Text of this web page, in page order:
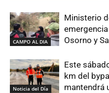
CAMPO AL DIA
Ministerio
Osorno y
Noticia del Día
Este
km del
mantendrá